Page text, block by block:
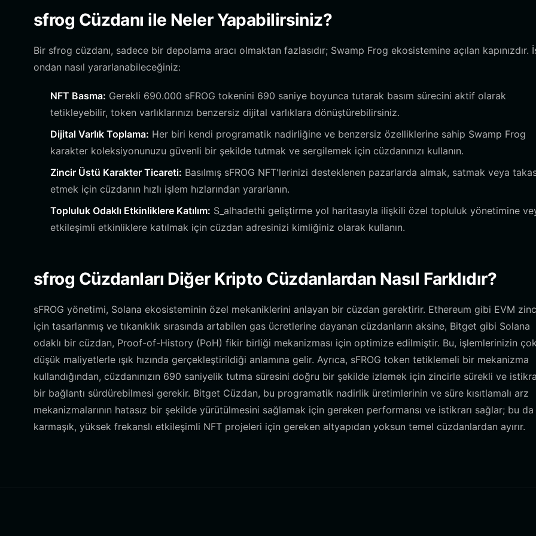
sfrog Cüzdanı ile Neler Yapabilirsiniz?
Bir sfrog cüzdanı, sadece bir depolama aracı olmaktan fazlasıdır; Swamp Frog ekosistemine açılan kapınızdır.
ondan nasıl yararlanabileceğiniz:
NFT Basma: Gerekli 690.000 sFROG tokenini 690 saniye boyunca tutarak basım sürecini aktif olarak
tetikleyebilir, token varlıklarınızı benzersiz dijital varlıklara dönüştürebilirsiniz.
Dijital Varlık Toplama: Her biri kendi programatik nadirliğine ve benzersiz özelliklerine sahip Swamp Frog
karakter koleksiyonunuzu güvenli bir şekilde tutmak ve sergilemek için cüzdanınızı kullanın.
Zincir Üstü Karakter Ticareti: Basılmış sFROG NFT'lerinizi desteklenen pazarlarda almak, satmak veya
etmek için cüzdanın hızlı işlem hızlarından yararlanın.
Topluluk Odaklı Etkinliklere Katılım: S_alhadethi geliştirme yol haritasıyla ilişkili özel topluluk yönetimine
etkileşimli etkinliklere katılmak için cüzdan adresinizi kimliğiniz olarak kullanın.
sfrog Cüzdanları Diğer Kripto Cüzdanlardan Nasıl Farklıdır?
sFROG yönetimi, Solana ekosisteminin özel mekaniklerini anlayan bir cüzdan gerektirir. Ethereum gibi EVM
için tasarlanmış ve tıkanıklık sırasında artabilen gas ücretlerine dayanan cüzdanların aksine, Bitget gibi Solana
odaklı bir cüzdan, Proof-of-History (PoH) fikir birliği mekanizması için optimize edilmiştir. Bu, işlemlerinizin
düşük maliyetlerle ışık hızında gerçekleştirildiği anlamına gelir. Ayrıca, sFROG token tetiklemeli bir mekanizma
kullandığından, cüzdanınızın 690 saniyelik tutma süresini doğru bir şekilde izlemek için zincirle sürekli ve
bir bağlantı sürdürebilmesi gerekir. Bitget Cüzdan, bu programatik nadirlik üretimlerinin ve süre kısıtlamalı arz
mekanizmalarının hatasız bir şekilde yürütülmesini sağlamak için gereken performansı ve istikrarı sağlar; bu da
karmaşık, yüksek frekanslı etkileşimli NFT projeleri için gereken altyapıdan yoksun temel cüzdanlardan ayırır.